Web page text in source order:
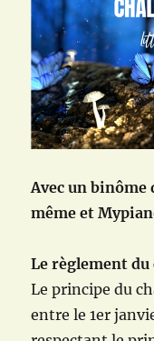
Avec un
même et
Le règlement du
Le principe du
entre le 1er